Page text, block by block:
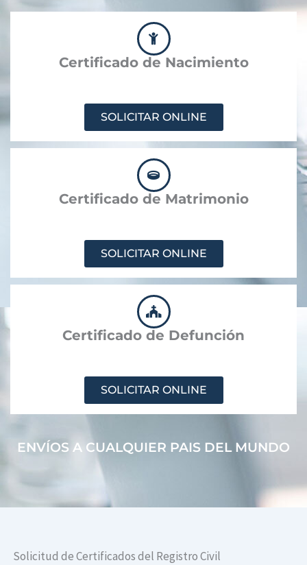
Certificado de Nacimiento
SOLICITAR ONLINE
Certificado de Matrimonio
SOLICITAR ONLINE
Certificado de Defunción
SOLICITAR ONLINE
ENVÍOS A CUALQUIER PAIS DEL MUNDO
Solicitud de Certificados del Registro Civil